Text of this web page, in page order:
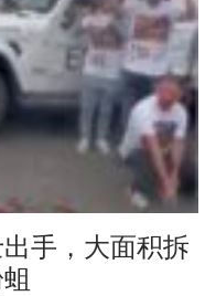
手，大面积拆